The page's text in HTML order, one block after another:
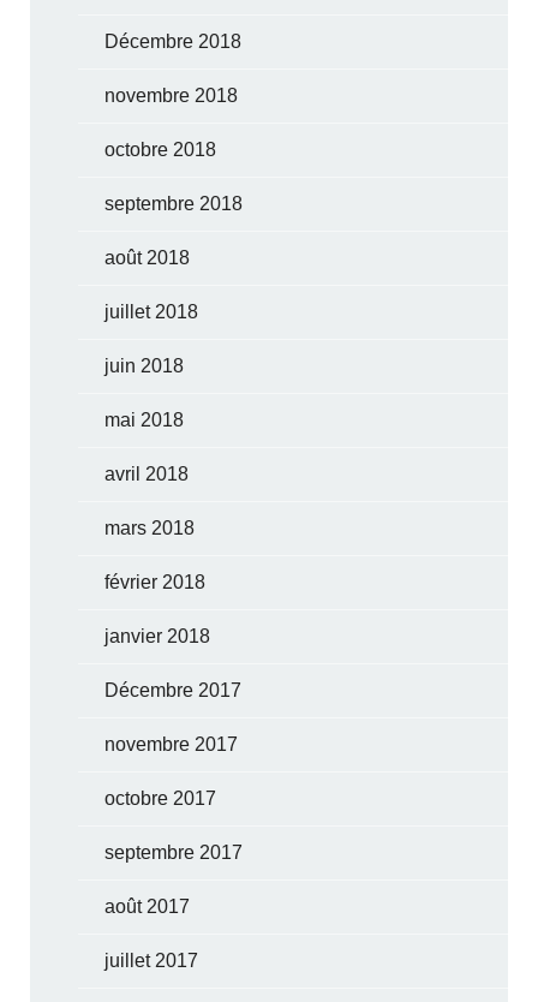
Décembre 2018
novembre 2018
octobre 2018
septembre 2018
août 2018
juillet 2018
juin 2018
mai 2018
avril 2018
mars 2018
février 2018
janvier 2018
Décembre 2017
novembre 2017
octobre 2017
septembre 2017
août 2017
juillet 2017